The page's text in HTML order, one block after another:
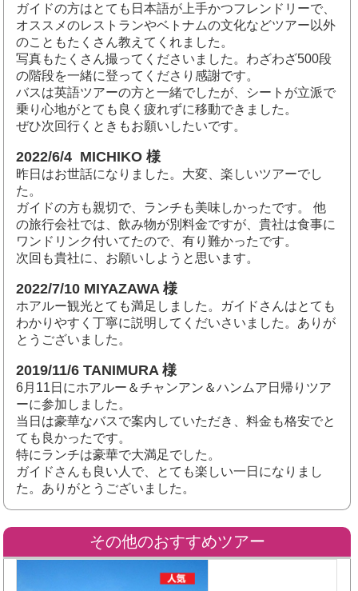
ガイドの方はとても日本語が上手かつフレンドリーで、
オススメのレストランやベトナムの文化などツアー以外
のこともたくさん教えてくれました。
写真もたくさん撮ってくださいました。わざわざ500段
の階段を一緒に登ってくださり感謝です。
バスは英語ツアーの方と一緒でしたが、シートが立派で
乗り心地がとても良く疲れずに移動できました。
ぜひ次回行くときもお願いしたいです。
2022/6/4 MICHIKO 様
昨日はお世話になりました。大変、楽しいツアーでし
た。
ガイドの方も親切で、ランチも美味しかったです。 他
の旅行会社では、飲み物が別料金ですが、貴社は食事に
ワンドリンク付いてたので、有り難かったです。
次回も貴社に、お願いしようと思います。
2022/7/10 MIYAZAWA 様
ホアルー観光とても満足しました。ガイドさんはとても
わかりやすく丁寧に説明してくだいさいました。ありが
とうございました。
2019/11/6 TANIMURA 様
6月11日にホアルー＆チャンアン ＆ハンムア 日帰りツア
ーに参加しました。
当日は豪華なバスで案内していただき、料金も格安でと
ても良かったです。
特にランチは豪華で大満足でした。
ガイドさんも良い人で、とても楽しい一日になりまし
た。ありがとうございました。
その他のおすすめツアー